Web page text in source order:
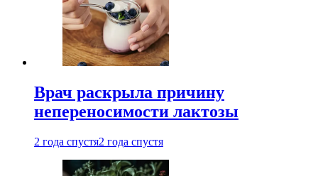
Врач раскрыла причину
непереносимости лактозы
2 года спустя2 года спустя